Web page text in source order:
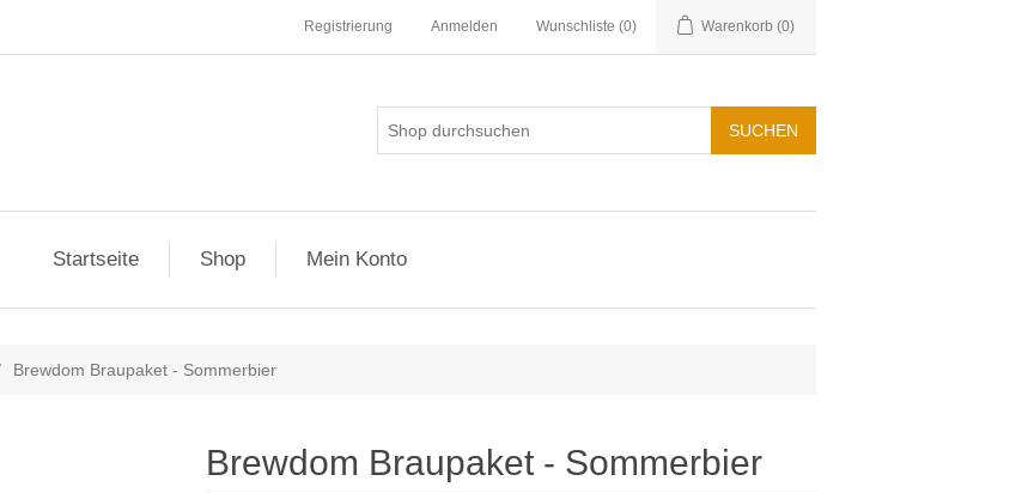
Registrierung Anmelden Wunschliste (0) Warenkorb (0)
Startseite Shop Mein Konto
Brewdom Braupaket - Sommerbier
Brewdom Braupaket - Sommerbier